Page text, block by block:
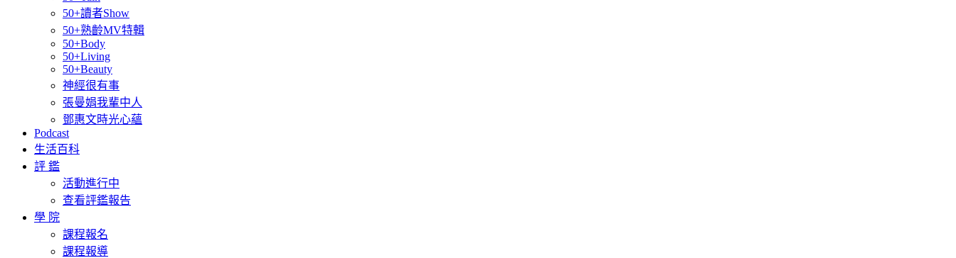
50+讀者Show
50+熟齡MV特輯
50+Body
50+Living
50+Beauty
神經很有事
張曼娟我輩中人
鄧惠文時光心蘊
Podcast
生活百科
評 鑑
活動進行中
查看評鑑報告
學 院
課程報名
課程報導